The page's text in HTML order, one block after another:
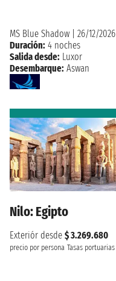
MS Blue Shadow
26/12/2026
Duración: 4 noches
Salida desde: Luxor
Desembarque: Aswan
Nilo: Egipto
Exteriór desde $ 3.269.680
precio por persona Tasas portuarias